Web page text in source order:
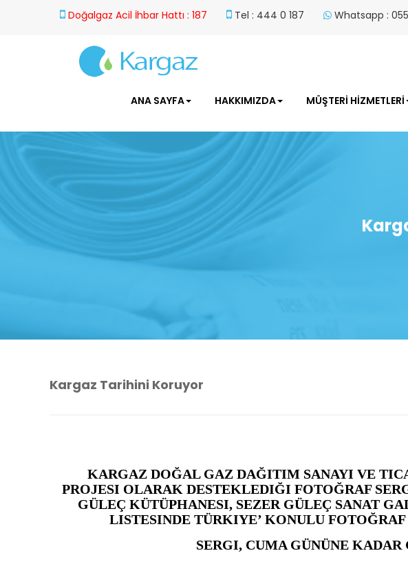
Doğalgaz Acil İhbar Hattı : 187 Tel : 444 0 187 Whatsapp :
ANA SAYFA HAKKIMIZDA MÜŞTERİ HİZMETLERİ
Kargaz Tarihini Koruyor
KARGAZ DOĞAL GAZ DAĞITIM SANAYI VE
PROJESI OLARAK DESTEKLEDIĞI FOTOĞRAF
GÜLEÇ KÜTÜPHANESI, SEZER GÜLEÇ SANAT
LISTESINDE TÜRKIYE’ KONULU
SERGI, CUMA GÜNÜNE